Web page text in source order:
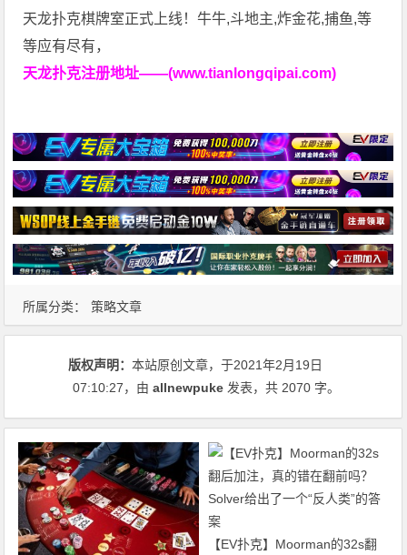
天龙扑克棋牌室正式上线！牛牛,斗地主,炸金花,捕鱼,等
等应有尽有，
天龙扑克注册地址——(www.tianlongqipai.com)
所属分类： 策略文章
版权声明：本站原创文章，于2021年2月19日
07:10:27，由allnewpuke 发表，共 2070 字。
【EV扑克】Moorman的32s翻